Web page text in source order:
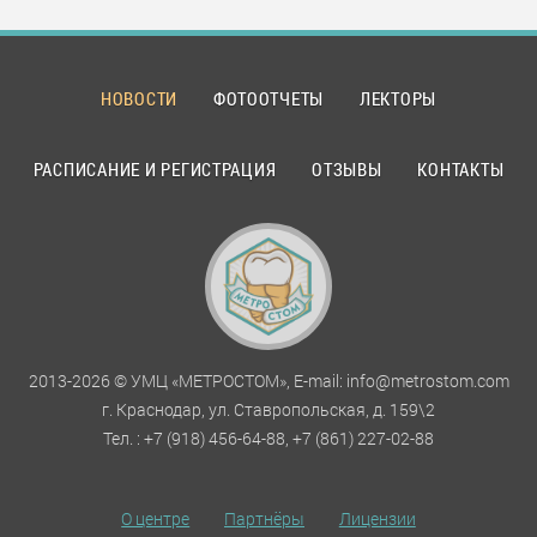
НОВОСТИ ФОТООТЧЕТЫ ЛЕКТОРЫ
РАСПИСАНИЕ И РЕГИСТРАЦИЯ ОТЗЫВЫ КОНТАКТЫ
2013-2026 © УМЦ «МЕТРОСТОМ», E-mail: info@metrostom.com
г. Краснодар, ул. Ставропольская, д. 159\2
Тел. : +7 (918) 456-64-88, +7 (861) 227-02-88
О центре Партнёры Лицензии